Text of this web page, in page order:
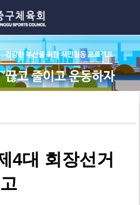
4대 회장선거